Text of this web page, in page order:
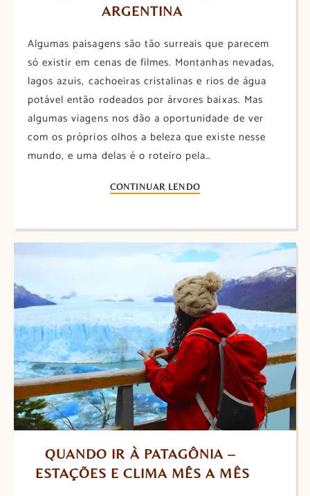
ARGENTINA
Algumas paisagens são tão surreais que parecem
só existir em cenas de filmes. Montanhas nevadas,
lagos azuis, cachoeiras cristalinas e rios de água
potável então rodeados por árvores baixas. Mas
algumas viagens nos dão a oportunidade de ver
com os próprios olhos a beleza que existe nesse
mundo, e uma delas é o roteiro pela…
CONTINUAR LENDO
QUANDO IR À PATAGÔNIA –
ESTAÇÕES E CLIMA MÊS A MÊS